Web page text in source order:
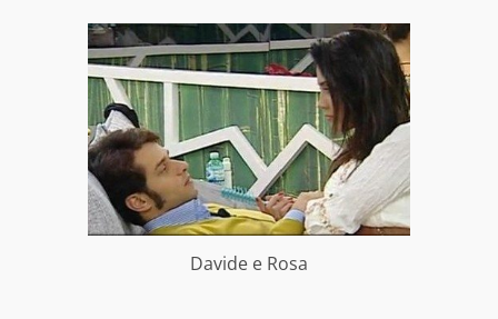
Davide e Rosa